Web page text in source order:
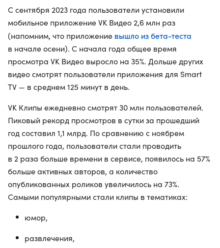
С сентября 2023 года пользователи установили
мобильное приложение VK Видео 2,6 млн раз
(напомним, что приложение вышло из бета-теста
в начале осени). С начала года общее время
просмотра VK Видео выросло на 35%. Дольше других
видео смотрят пользователи приложения для Smart
TV — в среднем 125 минут в день.
VK Клипы ежедневно смотрят 30 млн пользователей.
Пиковый рекорд просмотров в сутки за прошедший
год составил 1,1 млрд. По сравнению с ноябрем
прошлого года, пользователи стали проводить
в 2 раза больше времени в сервисе, появилось на 57%
больше активных авторов, а количество
опубликованных роликов увеличилось на 73%.
Самыми популярными стали клипы в тематиках:
юмор,
развлечения,